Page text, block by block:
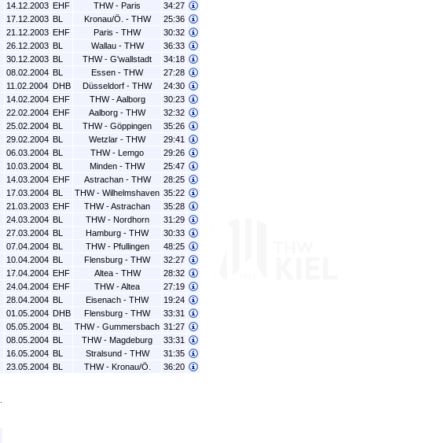
14.12.2003 EHF THW - Paris
34:27
17.12.2003 BL Kronau/Ö. - THW
25:36
21.12.2003 EHF Paris - THW
30:32
26.12.2003 BL Wallau - THW
36:33
30.12.2003 BL THW - G'wallstadt
34:18
08.02.2004 BL Essen - THW
27:28
11.02.2004 DHB Düsseldorf - THW
24:30
14.02.2004 EHF THW - Aalborg
30:23
22.02.2004 EHF Aalborg - THW
32:32
25.02.2004 BL THW - Göppingen
35:26
29.02.2004 BL Wetzlar - THW
29:41
06.03.2004 BL THW - Lemgo
29:26
10.03.2004 BL Minden - THW
25:47
14.03.2004 EHF Astrachan - THW
28:25
17.03.2004 BL THW - Wilhelmshaven 35:22
21.03.2003 EHF THW - Astrachan
35:28
24.03.2004 BL THW - Nordhorn
31:29
27.03.2004 BL Hamburg - THW
30:33
07.04.2004 BL THW - Pfullingen
48:25
10.04.2004 BL Flensburg - THW
32:27
17.04.2004 EHF Altea - THW
28:32
24.04.2004 EHF THW - Altea
27:19
28.04.2004 BL Eisenach - THW
19:24
01.05.2004 DHB Flensburg - THW
33:31
05.05.2004 BL THW - Gummersbach 31:27
08.05.2004 BL THW - Magdeburg
33:31
16.05.2004 BL Stralsund - THW
31:35
23.05.2004 BL THW - Kronau/Ö. 36:20